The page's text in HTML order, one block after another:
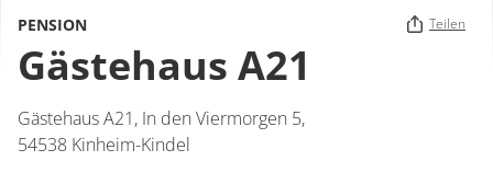
PENSION Teilen
Gästehaus A21
Gästehaus A21, In den Viermorgen 5,
54538 Kinheim-Kindel